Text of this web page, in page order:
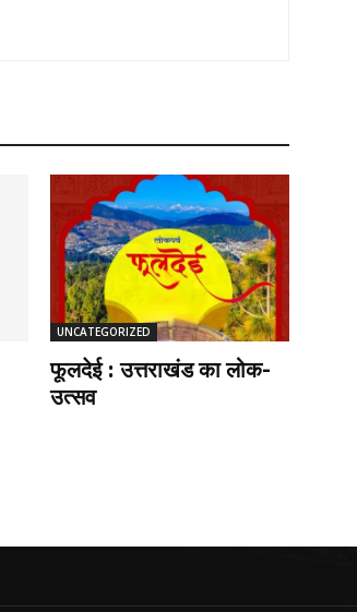
UNCATEGORIZED
फूलदेई : उत्तराखंड का लोक-
उत्सव